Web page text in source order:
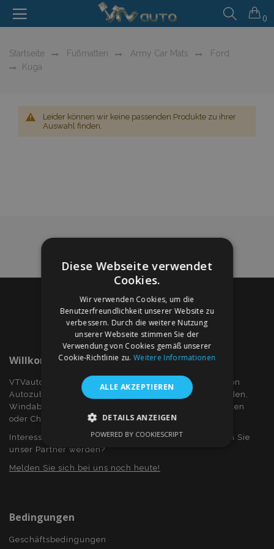
0
Startseite Fußmatten Army Car Mats
Ford
Kuga
Leider können wir keine passenden Produkte zu ihrer
Auswahl finden.
Willkommen Bei VTVauto.at
VTVauto ist ein Einzelhändler und ein Großhändler von
Autozubehör wie z.B.: Radkappen, bzw. Radzierblenden,
Windabweiser für Seitenfenster, Sitzbezüge, Fuβmatten
oder Chromrahmen und Chromabdeckung...
Interessieren Sie sich für Dropshiping? Oder möchten Sie
unser Partner werden?
Melden Sie sich bei uns noch heute!
Bedingungen
Geschäftsbedingungen
Diese Webseite verwendet
Cookies.
Wir verwenden Cookies, um die
Benutzerfreundlichkeit unserer Website zu
verbessern. Durch die weitere Nutzung
unserer Webseite stimmen Sie der
Verwendung von Cookies gemäß unserer
Cookie-Richtlinie zu.Weitere Informationen
ALLE AKZEPTIEREN
DETAILS ANZEIGEN
PERFORMANCE
Unbedingt erforderlich
POWERED BY COOKIESCRIPT